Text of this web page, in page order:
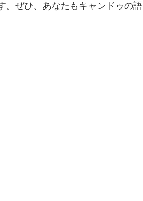
。ぜひ、あなたもキャンドゥの語